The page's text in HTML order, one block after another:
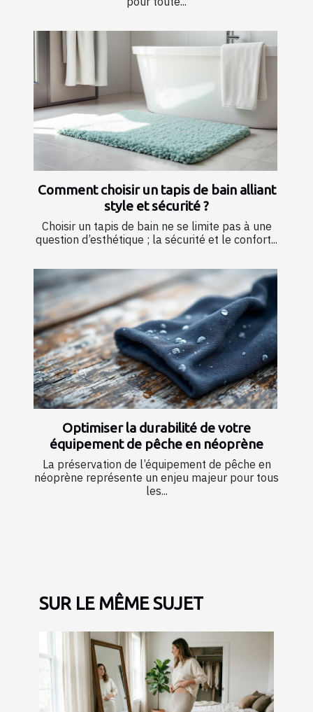
Comment choisir un tapis de bain alliant
style et sécurité ?
Choisir un tapis de bain ne se limite pas à une
question d’esthétique ; la sécurité et le confort...
Optimiser la durabilité de votre
équipement de pêche en néoprène
La préservation de l’équipement de pêche en
néoprène représente un enjeu majeur pour tous
les...
SUR LE MÊME SUJET